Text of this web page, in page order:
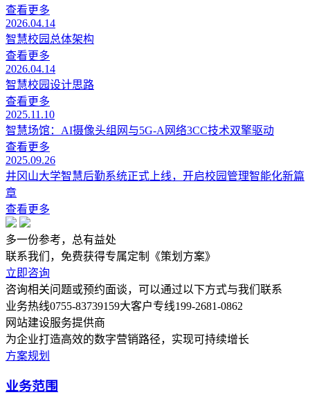
查看更多
2026.04.14
智慧校园总体架构
查看更多
2026.04.14
智慧校园设计思路
查看更多
2025.11.10
智慧场馆：AI摄像头组网与5G-A网络3CC技术双擎驱动
查看更多
2025.09.26
井冈山大学智慧后勤系统正式上线，开启校园管理智能化新篇
章
查看更多
多一份参考，总有益处
联系我们，免费获得专属定制《策划方案》
立即咨询
咨询相关问题或预约面谈，可以通过以下方式与我们联系
业务热线0755-83739159大客户专线199-2681-0862
网站建设服务提供商
为企业打造高效的数字营销路径，实现可持续增长
方案规划
业务范围